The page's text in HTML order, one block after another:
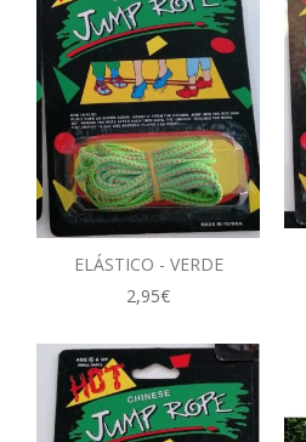
ELÁSTICO - VERDE
2,95€